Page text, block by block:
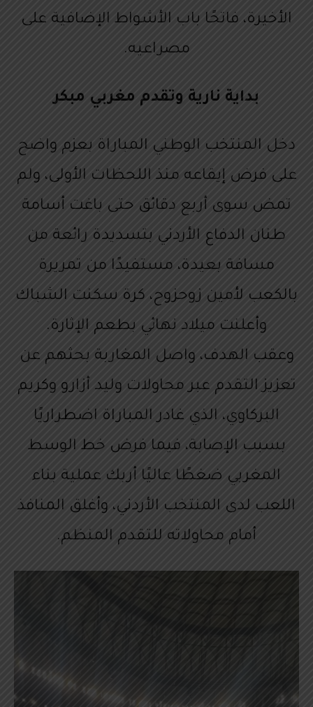
الأخيرة، فاتحًا باب الأشواط الإضافية على
مصراعيه.
بداية نارية وتقدم مغربي مبكر
دخل المنتخب الوطني المباراة بعزم واضح
على فرض إيقاعه منذ اللحظات الأولى، ولم
تمض سوى أربع دقائق حتى باغت أسامة
طنان الدفاع الأردني بتسديدة رائعة من
مسافة بعيدة، مستفيدًا من تمريرة
بالكعب لأمين زوحزوح، كرة سكنت الشباك
وأعلنت ميلاد نهائي بطعم الإثارة.
وعقب الهدف، واصل المغاربة بحثهم عن
تعزيز التقدم عبر محاولات وليد أزارو وكريم
البركاوي، الذي غادر المباراة اضطراريًا
بسبب الإصابة، فيما فرض خط الوسط
المغربي ضغطًا عاليًا أربك عملية بناء
اللعب لدى المنتخب الأردني، وأغلق المنافذ
أمام محاولاته للتقدم المنظم.